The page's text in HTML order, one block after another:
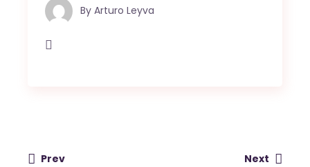
By Arturo Leyva
Prev Next